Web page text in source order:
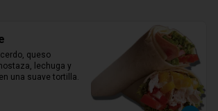
queso
lechuga y
una suave tortilla.